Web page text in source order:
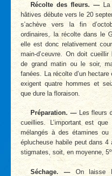
Récolte des fleurs. —
hâtives débute vers le 20
s’achève vers la fin
ordinaires, la récolte dans le
elle est donc relativement
main-d’ceuvre. On doit
de grand matin ou le soir,
fanées. La récolte d’un
exigent quatre hommes et
que dure la floraison.
Préparation. —Les fleurs
cueillies. L’important est
mélangés à des étamines
éplucheuse habile peut dans 4
stigmates, soit, en moyenne, 5o
Séchage. — On laisse